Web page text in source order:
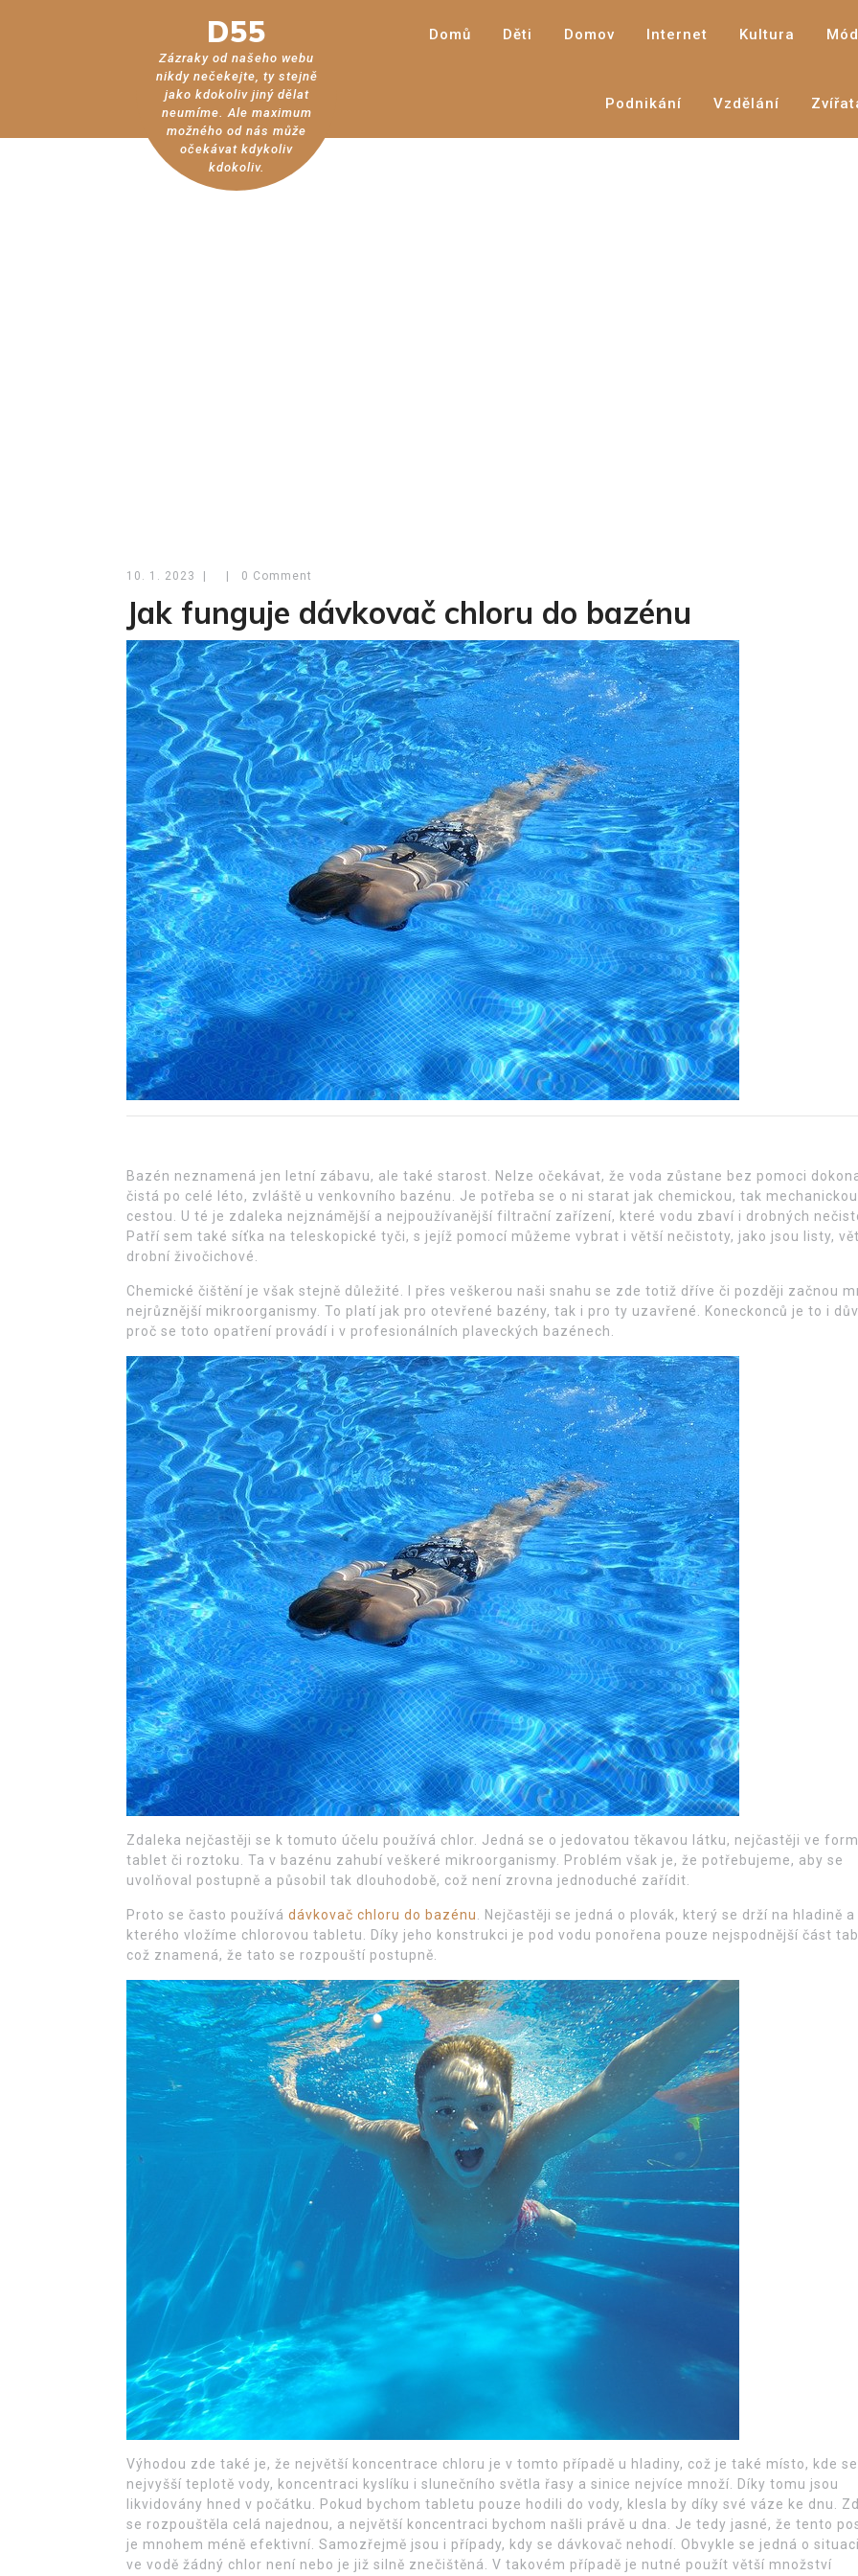
D55
Zázraky od našeho webu
nikdy nečekejte, ty stejně
jako kdokoliv jiný dělat
neumíme. Ale maximum
možného od nás může
očekávat kdykoliv
kdokoliv.
Domů Děti Domov Internet Kultura
Podnikání Vzdělání
10. 1. 2023 0 Comment
Jak funguje dávkovač chloru do bazénu
Bazén neznamená jen letní zábavu, ale také starost. Nelze očekávat, že voda zůstane bez pomoci
čistá po celé léto, zvláště u venkovního bazénu. Je potřeba se o ni starat jak chemickou, tak mechanickou
cestou. U té je zdaleka nejznámější a nejpoužívanější filtrační zařízení, které vodu zbaví i drobných
Patří sem také síťka na teleskopické tyči, s jejíž pomocí můžeme vybrat i větší nečistoty, jako jsou listy,
drobní živočichové.
Chemické čištění je však stejně důležité. I přes veškerou naši snahu se zde totiž dříve či později začnou
nejrůznější mikroorganismy. To platí jak pro otevřené bazény, tak i pro ty uzavřené. Koneckonců je to i
proč se toto opatření provádí i v profesionálních plaveckých bazénech.
Zdaleka nejčastěji se k tomuto účelu používá chlor. Jedná se o jedovatou těkavou látku, nejčastěji ve
tablet či roztoku. Ta v bazénu zahubí veškeré mikroorganismy. Problém však je, že potřebujeme, aby se
uvolňoval postupně a působil tak dlouhodobě, což není zrovna jednoduché zařídit.
Proto se často používá dávkovač chloru do bazénu
. Nejčastěji se jedná o plovák, který se drží na hladině a
kterého vložíme chlorovou tabletu. Díky jeho konstrukci je pod vodu ponořena pouze nejspodnější část
což znamená, že tato se rozpouští postupně.
Výhodou zde také je, že největší koncentrace chloru je v tomto případě u hladiny, což je také místo, kde
nejvyšší teplotě vody, koncentraci kyslíku i slunečního světla řasy a sinice nejvíce množí. Díky tomu jsou
likvidovány hned v počátku.
Pokud bychom tabletu pouze hodili do vody, klesla by díky své váze ke dnu.
se rozpouštěla celá najednou, a největší koncentraci bychom našli právě u dna. Je tedy jasné, že tento
je mnohem méně efektivní. Samozřejmě jsou i případy, kdy se dávkovač nehodí. Obvykle se jedná o
ve vodě žádný chlor není nebo je již silně znečištěná. V takovém případě je nutné použít větší množství